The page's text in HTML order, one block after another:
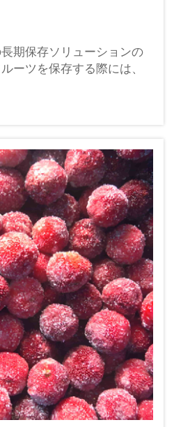
期保存ソリューションの
ーツを保存する際には、
技術の理解が不可欠で
大量食品販売業者であっ